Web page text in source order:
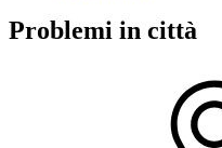
Problemi in città